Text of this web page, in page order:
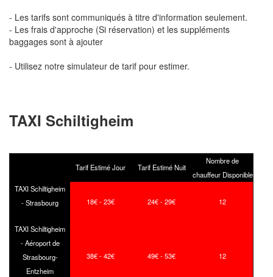
- Les tarifs sont communiqués à titre d'information seulement.
- Les frais d'approche (Si réservation) et les suppléments
baggages sont à ajouter
- Utilisez notre simulateur de tarif pour estimer.
TAXI Schiltigheim
Tarif Estimé Jour Tarif Estimé Nuit
Nombre de
chauffeur Disponible
TAXI Schiltigheim
- Strasbourg
18€ - 23€ 24€ - 29€ 12
TAXI Schiltigheim
- Aéroport de
Strasbourg-
Entzheim
38€ - 42€ 49€ - 53€ 12